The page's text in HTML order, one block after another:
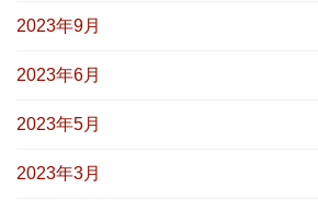
2023年9月
2023年6月
2023年5月
2023年3月